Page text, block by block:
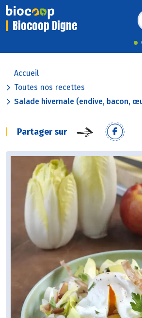
Biocoop Digne
Accueil
Toutes nos recettes
Salade hivernale (endive, bacon,
Partager sur